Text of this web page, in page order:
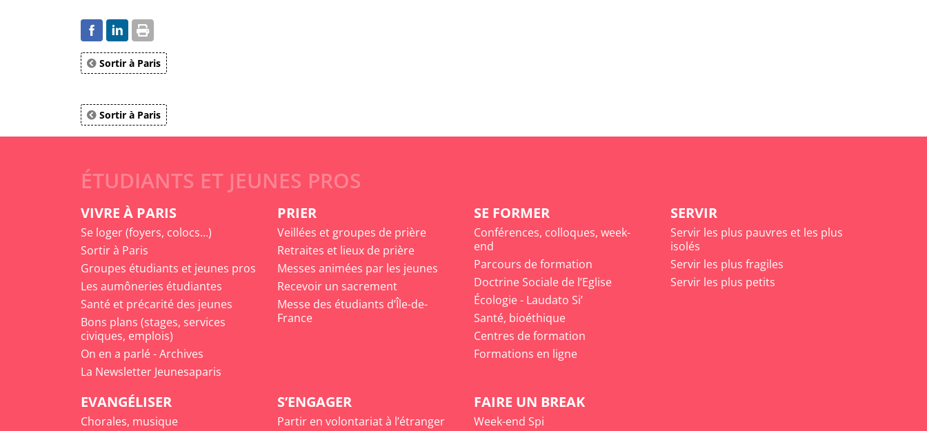
Sortir à Paris
Sortir à Paris
ÉTUDIANTS ET JEUNES PROS
VIVRE À PARIS
Se loger (foyers, colocs...)
Sortir à Paris
Groupes étudiants et jeunes pros
Les aumôneries étudiantes
Santé et précarité des jeunes
Bons plans (stages, services
civiques, emplois)
On en a parlé - Archives
La Newsletter Jeunesaparis
PRIER
Veillées et groupes de prière
Retraites et lieux de prière
Messes animées par les jeunes
Recevoir un sacrement
Messe des étudiants d’Île-de-
France
SE FORMER
Conférences, colloques, week-
end
Parcours de formation
Doctrine Sociale de l’Eglise
Écologie - Laudato Si’
Santé, bioéthique
Centres de formation
Formations en ligne
SERVIR
Servir les plus pauvres et les plus
isolés
Servir les plus fragiles
Servir les plus petits
EVANGÉLISER
Chorales, musique
S’ENGAGER
Partir en volontariat à l’étranger
FAIRE UN BREAK
Week-end Spi